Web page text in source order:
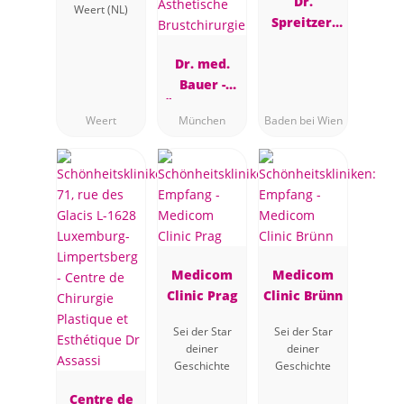
Weert (NL)
Weert
Dr. med.
Bauer -
Ästhetische
Brustchirur
München
Spreitzer,
Baden bei Wien
Centre de
Medicom
Clinic Prag
Sei der Star
deiner
Geschichte
Medicom
Clinic Brünn
Sei der Star
deiner
Geschichte